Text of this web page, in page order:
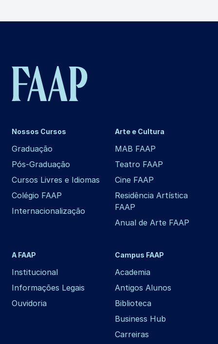
Nossos Cursos
Graduação
Pós-Graduação
Cursos Livres e Idiomas
Colégio FAAP
Internacionalização
Arte e Cultura
MAB FAAP
Teatro FAAP
Cine FAAP
Residência Artística
FAAP
Anual de Arte FAAP
A FAAP
Institucional
Informações Legais
Ouvidoria
Campus FAAP
Academia
Antigos Alunos
Biblioteca
Business Hub
Carreiras